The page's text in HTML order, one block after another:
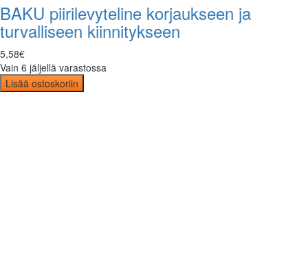
BAKU piirilevyteline korjaukseen ja
turvalliseen kiinnitykseen
5,58€
Vain 6 jäljellä varastossa
Lisää ostoskoriin